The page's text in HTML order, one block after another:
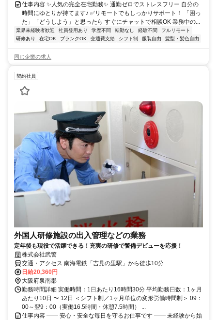
仕事内容 ✨人気の完全在宅勤務✨ 通勤ゼロでストレスフリー 自分の
時間にゆとりが持てます♪ ✅リモートでもしっかりサポート！ 「困っ
た」「どうしよう」と思ったら すぐにチャットで相談OK 業務中の...
業界未経験者歓迎 社員登用あり 学歴不問 転勤なし 経験不問
フルリモート
研修あり
在宅OK ブランクOK 交通費支給 シフト制 服装自由 髪型・髪色自由
同じ企業の求人
契約社員
外国人研修施設の出入管理などの業務
定年後も現役で活躍できる！充実の研修で警備デビューを応援！
株式会社武警
交通・アクセス 南海電鉄「吉見の里駅」から徒歩10分
日給20,360円
大阪府泉南郡
勤務時間詳細 実働時間：1日あたり16時間30分 平均勤務日数：1ヶ月
あたり10日 〜 12日 ＜シフト制／1ヶ月単位の変形労働時間制＞ 09：
00～翌9：00（実働16.5時間・休憩7.5時間） ...
仕事内容 ―― 安心・安全な毎日を守るお仕事です ―― 未経験から始